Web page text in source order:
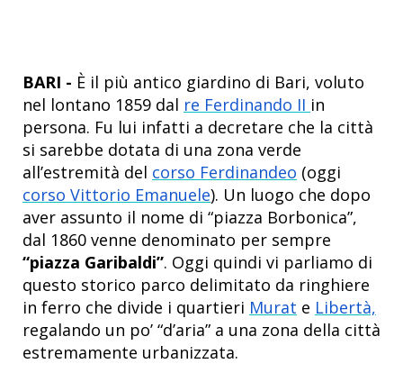
BARI - È il più antico giardino di Bari, voluto
nel lontano 1859 dal re Ferdinando II in
persona. Fu lui infatti a decretare che la città
si sarebbe dotata di una zona verde
all’estremità del corso Ferdinandeo (oggi
corso Vittorio Emanuele). Un luogo che dopo
aver assunto il nome di “piazza Borbonica”,
dal 1860 venne denominato per sempre
“piazza Garibaldi”. Oggi quindi vi parliamo di
questo storico parco delimitato da ringhiere
in ferro che divide i quartieri Murat e Libertà,
regalando un po’ “d’aria” a una zona della città
estremamente urbanizzata.